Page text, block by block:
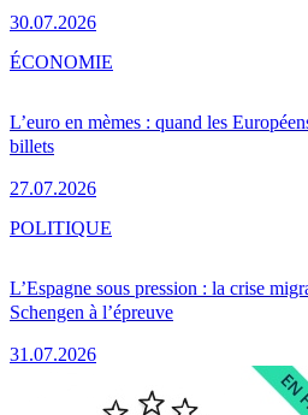
30.07.2026
L’euro en mèmes : quand les
billets
27.07.2026
ÉCONOMIE
L’Espagne sous pression : la crise
Schengen à l’épreuve
31.07.2026
POLITIQUE